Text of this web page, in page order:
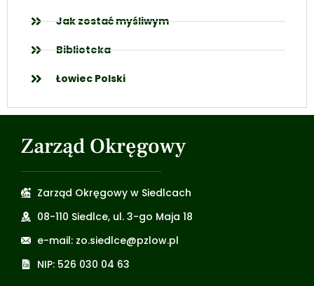
Jak zostać myśliwym
Biblioteka
Łowiec Polski
Zarząd Okręgowy
Zarząd Okręgowy w Siedlcach
08-110 Siedlce, ul. 3-go Maja 18
e-mail: zo.siedlce@pzlow.pl
NIP: 526 030 04 63